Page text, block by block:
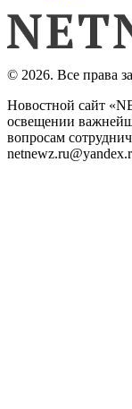
© 2026. Все права
Новостной сайт
освещении
вопросам